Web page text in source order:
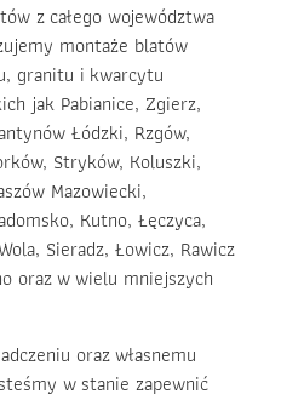
z całego województwa
montaże blatów
granitu i kwarcytu
jak Pabianice, Zgierz,
Łódzki, Rzgów,
Stryków, Koluszki,
Mazowiecki,
Kutno, Łęczyca,
Sieradz, Łowicz, Rawicz
oraz w wielu mniejszych
oraz własnemu
w stanie zapewnić